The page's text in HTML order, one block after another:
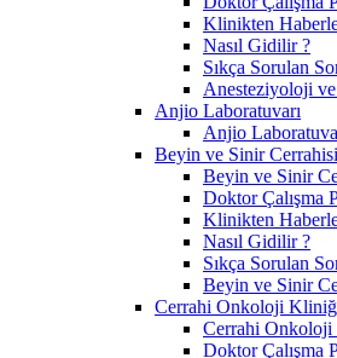
Klinikten
Nasıl Gidilir ?
Sıkça Sorulan
Anesteziyoloji
Anjio Laboratuvarı
Anjio
Beyin ve Sinir
Beyin ve Sinir
Doktor Çalışma
Klinikten
Nasıl Gidilir ?
Sıkça Sorulan
Beyin ve Sinir
Cerrahi Onkoloji
Cerrahi Onkoloji
Doktor Çalışma